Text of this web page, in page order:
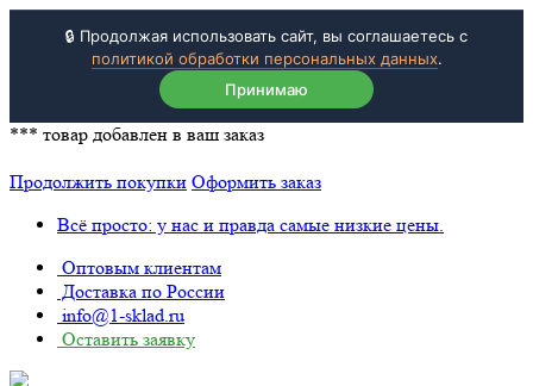
🔒 Продолжая использовать сайт, вы соглашаетесь с
политикой обработки персональных данных.
Принимаю
*** товар добавлен в ваш заказ
Продолжить покупки Оформить заказ
Всё просто: у нас и правда самые низкие цены.
Оптовым клиентам
Доставка по России
info@1-sklad.ru
Оставить заявку